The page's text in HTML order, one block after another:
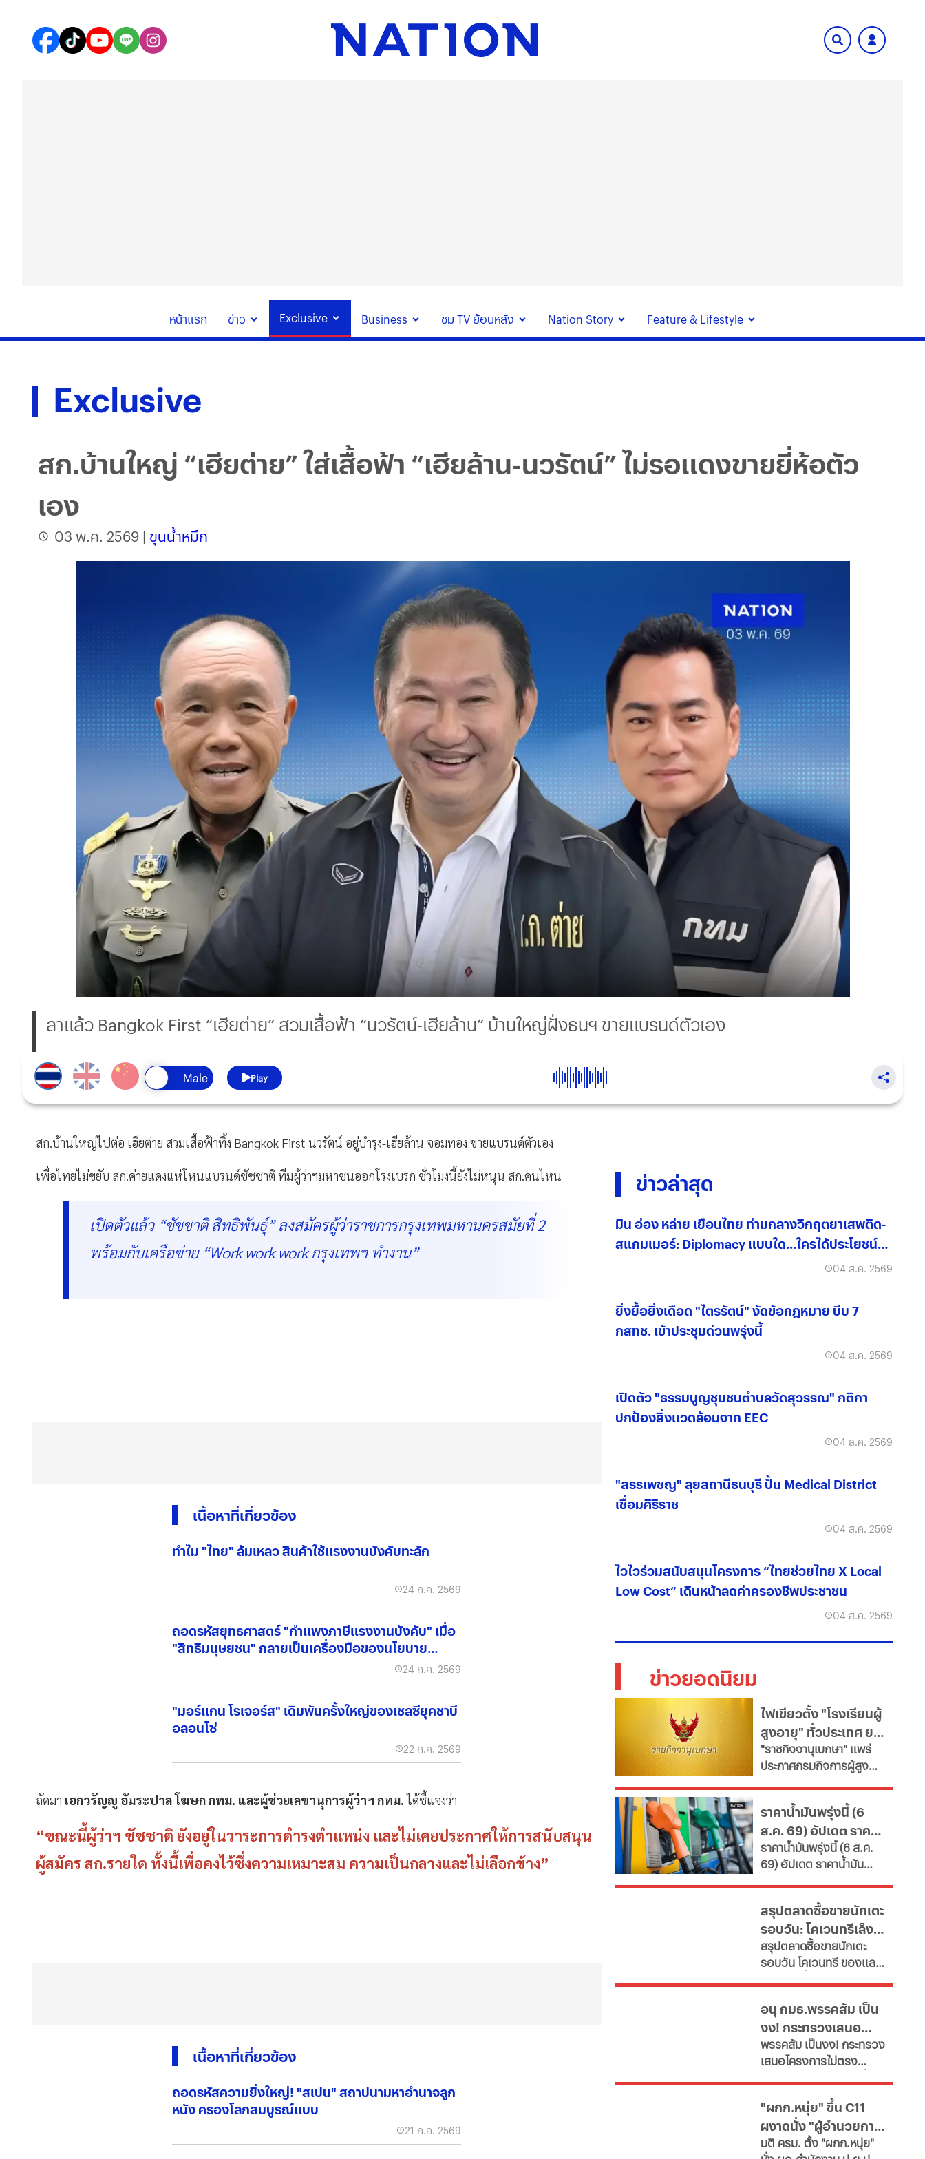
หน้าแรก ข่าว Exclusive Business ชม TV ย้อนหลัง Nation Story Feature & Lifestyle
Exclusive
สก.บ้านใหญ่ “เฮียต่าย” ใส่เสื้อฟ้า “เฮียล้าน-นวรัตน์” ไม่รอแดงขายยี่ห้อตัว
เอง
03 พ.ค. 2569 | ขุนน้ำหมึก
ลาแล้ว Bangkok First “เฮียต่าย” สวมเสื้อฟ้า “นวรัตน์-เฮียล้าน” บ้านใหญ่ฝั่งธนฯ ขายแบรนด์ตัวเอง
Play
สก.บ้านใหญ่ไปต่อ เฮียต่าย สวมเสื้อฟ้าทิ้ง Bangkok First นวรัตน์ อยู่บำรุง-เฮียล้าน จอมทอง ขายแบรนด์ตัวเอง
เพื่อไทยไม่ขยับ สก.ค่ายแดงแห่โหนแบรนด์ชัชชาติ ทีมผู้ว่าฯมหาชนออกโรงเบรก ชั่วโมงนี้ยังไม่หนุน สก.คนไหน
เปิดตัวแล้ว “ชัชชาติ สิทธิพันธุ์” ลงสมัครผู้ว่าราชการกรุงเทพมหานครสมัยที่ 2
พร้อมกับเครือข่าย “Work work work กรุงเทพฯ ทำงาน”
เนื้อหาที่เกี่ยวข้อง
ทำไม "ไทย" ล้มเหลว สินค้าใช้แรงงานบังคับทะลัก
24 ก.ค. 2569
ถอดรหัสยุทธศาสตร์ "กำแพงภาษีแรงงานบังคับ" เมื่อ
"สิทธิมนุษยชน" กลายเป็นเครื่องมือของนโยบาย
24 ก.ค. 2569
"มอร์แกน โรเจอร์ส" เดิมพันครั้งใหญ่ของเชลซียุคชาบี
อลอนโซ่
22 ก.ค. 2569
ถัดมา เอกวรัญญู อัมระปาล โฆษก กทม. และผู้ช่วยเลขานุการผู้ว่าฯ กทม.ได้ชี้แจงว่า
“ขณะนี้ผู้ว่าฯ ชัชชาติ ยังอยู่ในวาระการดำรงตำแหน่ง และไม่เคยประกาศให้การสนับสนุน
ผู้สมัคร สก.รายใด ทั้งนี้เพื่อคงไว้ซึ่งความเหมาะสม ความเป็นกลางและไม่เลือกข้าง”
เนื้อหาที่เกี่ยวข้อง
ถอดรหัสความยิ่งใหญ่! "สเปน" สถาปนามหาอำนาจลูก
หนัง ครองโลกสมบูรณ์แบบ
21 ก.ค. 2569
ข่าวล่าสุด
มิน อ่อง หล่าย เยือนไทย ท่ามกลางวิกฤตยาเสพติด-
สแกมเมอร์: Diplomacy แบบใด...ใครได้ประโยชน์
04 ส.ค. 2569
ยิ่งยื้อยิ่งเดือด "ไตรรัตน์" งัดข้อกฎหมาย บีบ 7
กสทช. เข้าประชุมด่วนพรุ่งนี้
04 ส.ค. 2569
เปิดตัว "ธรรมนูญชุมชนตำบลวัดสุวรรณ" กติกา
ปกป้องสิ่งแวดล้อมจาก EEC
04 ส.ค. 2569
"สรรเพชญ" ลุยสถานีธนบุรี ปั้น Medical District
เชื่อมศิริราช
04 ส.ค. 2569
ไวไวร่วมสนับสนุนโครงการ “ไทยช่วยไทย X Local
Low Cost” เดินหน้าลดค่าครองชีพประชาชน
04 ส.ค. 2569
ข่าวยอดนิยม
ไฟเขียวตั้ง "โรงเรียนผู้
สูงอายุ" ทั่วประเทศ ยก
ระดับคุณภาพชีวิต เช็ก
เงื่อนไข
"ราชกิจจานุเบกษา" แพร่
ประกาศกรมกิจการผู้สูง
"โรงเรียนผู้สูงอายุ" มุ่งขับ
เคลื่อนสังคมสูงวัยอย่างมี
คุณค่า หนุนพัฒนา
ศักยภาพ-เรียนรู้ตลอดชีวิต
เผยช่องทางยื่นคำขอทั้ง
กทม.-ต่างจังหวัด พบ
ฝ่าฝืนเกณฑ์เสี่ยงถูกสั่ง
เพิกถอน
ราคาน้ำมันพรุ่งนี้ (6
ส.ค. 69) อัปเดต ราคา
น้ำมันล่าสุด จากปั๊ม
ใหญ่
ราคาน้ำมันพรุ่งนี้ (6 ส.ค.
69) อัปเดต ราคาน้ำมัน
ขนาดใหญ่ มีทั้งราคาน้ำมัน
ดีเซล เบนซิน และ แก๊สโซ
ฮอล์
สรุปตลาดซื้อขายนักเตะ
รอบวัน: โคเวนทรีเล็ง
"มูดริก" สาลิกาปัดปืน
ซื้อ "กิมาไรส์"
สรุปตลาดซื้อขายนักเตะ
รอบวัน โคเวนทรี ของแลม
แรกจาก อาร์เซนอล ในการ
ล่าตัว "กิมาไรส์" ขณะที่ โค
โม่ ปิดดีล "ชาโลบาห์"
อนุ กมธ.พรรคส้ม เป็น
งง! กระทรวงเสนอ
โครงการไม่ตรงภารกิจ
พรรคส้ม เป็นงง! กระทรวง
เสนอโครงการไม่ตรง
เครื่องอบกล้วยตาก-
สปก.ซื้อเครื่องทำลูกชิ้น-
ตัดตะไคร้ - แฉ! รองปลัด
มท.ตบโต๊ะไม่พอใจขอ
"ผกก.หนุ่ย" ขึ้น C11
ผงาดนั่ง "ผู้อำนวยการ
ป.ย.ป."
มติ ครม. ตั้ง "ผกก.หนุ่ย"